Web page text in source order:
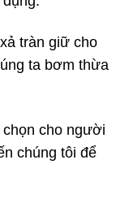
tràn giữ cho
ta bơm thừa
cho người
chúng tôi để